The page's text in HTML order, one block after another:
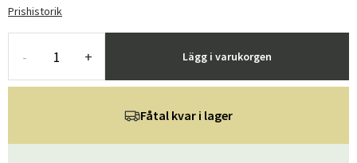
Prishistorik
- + Lägg i varukorgen
Fåtal kvar i lager